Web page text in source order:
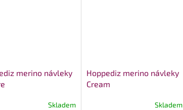
merino návleky
Skladem
Hoppediz merino návleky
Cream
Skladem